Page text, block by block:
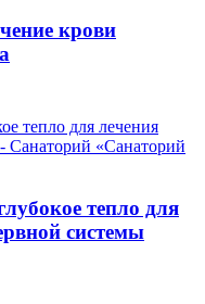
крови
тепло для
системы